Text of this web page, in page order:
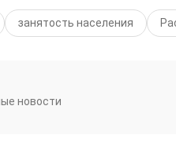
занятость населения
новости